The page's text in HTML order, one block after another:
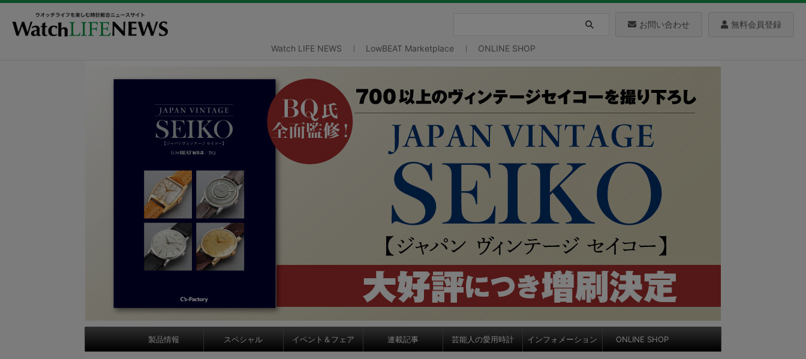
お問い合わせ 無料会員登録
Watch LIFE NEWS LowBEAT Marketplace ONLINE SHOP
製品情報 スペシャル イベント＆フェア 連載記事 芸能人の愛用時計 インフォメーション ONLINE SHOP